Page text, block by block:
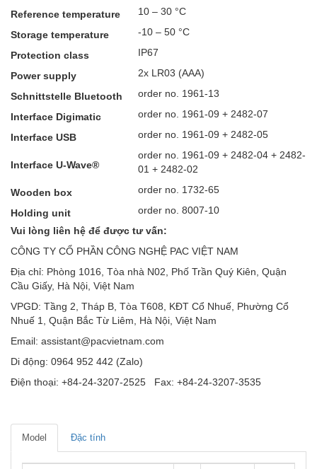
Reference temperature 10 – 30 °C
Storage temperature -10 – 50 °C
Protection class IP67
Power supply 2x LR03 (AAA)
Schnittstelle Bluetooth order no. 1961-13
Interface Digimatic order no. 1961-09 + 2482-07
Interface USB order no. 1961-09 + 2482-05
Interface U-Wave®
order no. 1961-09 + 2482-04 + 2482-
01 + 2482-02
Wooden box order no. 1732-65
Holding unit
order no. 8007-10
Vui lòng liên hệ để được tư vấn:
CÔNG TY CỔ PHẦN CÔNG NGHỆ PAC VIỆT NAM
Địa chỉ: Phòng 1016, Tòa nhà N02, Phố Trần Quý Kiên, Quận
Cầu Giấy, Hà Nội, Việt Nam
VPGD: Tầng 2, Tháp B, Tòa T608, KĐT Cổ Nhuế, Phường Cổ
Nhuế 1, Quận Bắc Từ Liêm, Hà Nội, Việt Nam
Email: assistant@pacvietnam.com
Di động: 0964 952 442 (Zalo)
Điện thoại: +84-24-3207-2525 Fax: +84-24-3207-3535
Model Đặc tính